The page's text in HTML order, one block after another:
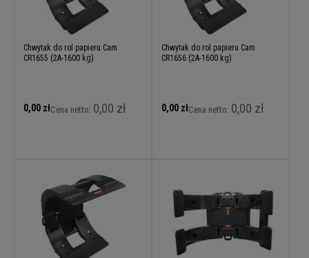
Chwytak do rol papieru Cam
CR1655 (2A-1600 kg)
0,00 złCena netto: 0,00 zł
Chwytak do rol papieru Cam
CR1656 (2A-1600 kg)
0,00 złCena netto: 0,00 zł